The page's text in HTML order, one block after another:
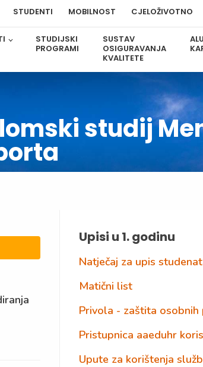
STUDENTI MOBILNOST CJELOŽIVOTNO
STUDIJSKI
PROGRAMI
SUSTAV
OSIGURAVANJA
KVALITETE
studij
Upisi u 1. godinu
Natječaj za upis
Matični list
Privola - zaštita osobnih
Pristupnica aaeduhr
Upute za korištenja